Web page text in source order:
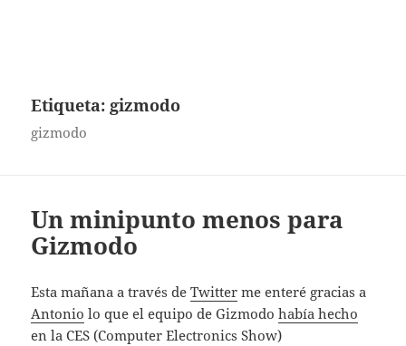
Etiqueta: gizmodo
gizmodo
Un minipunto menos para
Gizmodo
Esta mañana a través deTwitter me enteré gracias a
Antonio lo que el equipo de Gizmodohabía hecho
en la CES (Computer Electronics Show)